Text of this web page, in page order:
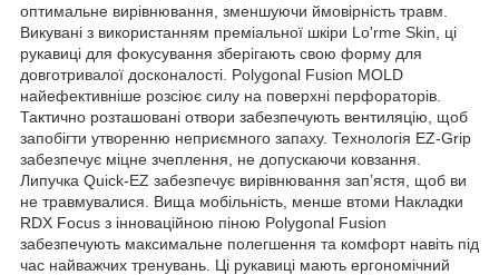
оптимальне вирівнювання, зменшуючи ймовірність травм.
Викувані з використанням преміальної шкіри Lo'rme Skin, ці
рукавиці для фокусування зберігають свою форму для
довготривалої досконалості. Polygonal Fusion MOLD
найефективніше розсіює силу на поверхні перфораторів.
Тактично розташовані отвори забезпечують вентиляцію, щоб
запобігти утворенню неприємного запаху. Технологія EZ-Grip
забезпечує міцне зчеплення, не допускаючи ковзання.
Липучка Quick-EZ забезпечує вирівнювання зап’ястя, щоб ви
не травмувалися. Вища мобільність, менше втоми Накладки
RDX Focus з інноваційною піною Polygonal Fusion
забезпечують максимальне полегшення та комфорт навіть під
час найважчих тренувань. Ці рукавиці мають ергономічний